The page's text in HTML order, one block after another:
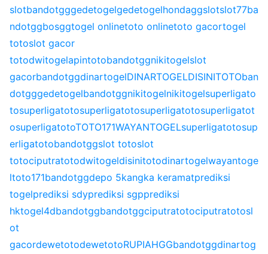
slotbandotgggedetogelgedetogelhondaggslotslot77ba
ndotggbosggtogel onlinetoto onlinetoto gacortogel
totoslot gacor
totodwitogelapintotobandotggnikitogelslot
gacorbandotggdinartogelDINARTOGELDISINITOTOban
dotgggedetogelbandotggnikitogelnikitogelsuperligato
tosuperligatotosuperligatotosuperligatotosuperligatot
osuperligatotoTOTO171WAYANTOGELsuperligatotosup
erligatotobandotggslot totoslot
totociputratotodwitogeldisinitotodinartogelwayantoge
ltoto171bandotggdepo 5kangka keramatprediksi
togelprediksi sdyprediksi sgpprediksi
hktogel4dbandotggbandotggciputratotociputratotosl
ot
gacordewetotodewetotoRUPIAHGGbandotggdinartog